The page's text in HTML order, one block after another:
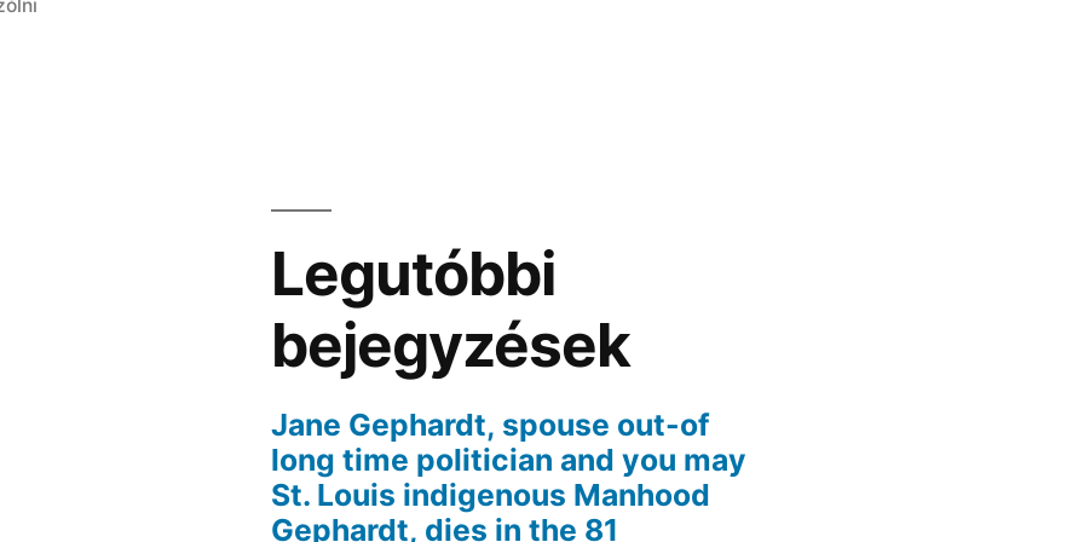
Legutóbbi
bejegyzések
Jane Gephardt, spouse out-of
long time politician and you may
St. Louis indigenous Manhood
Gephardt, dies in the 81